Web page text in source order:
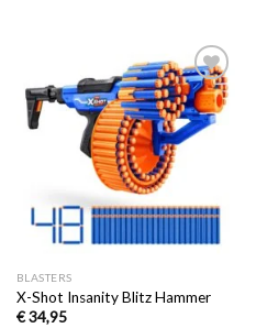
Toevoegen
aan
verlanglijst
BLASTERS
X-Shot Insanity Blitz Hammer
€34,95